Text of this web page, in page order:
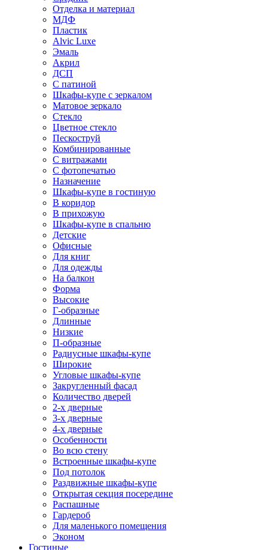
Отделка и материал
МДФ
Пластик
Alvic Luxe
Эмаль
Акрил
ДСП
С патиной
Шкафы-купе с зеркалом
Матовое зеркало
Стекло
Цветное стекло
Пескоструй
Комбинированные
С витражами
С фотопечатью
Назначение
Шкафы-купе в гостиную
В коридор
В прихожую
Шкафы-купе в спальню
Детские
Офисные
Для книг
Для одежды
На балкон
Форма
Высокие
Г-образные
Длинные
Низкие
П-образные
Радиусные шкафы-купе
Широкие
Угловые шкафы-купе
Закругленный фасад
Количество дверей
2-х дверные
3-х дверные
4-х дверные
Особенности
Во всю стену
Встроенные шкафы-купе
Под потолок
Раздвижные шкафы-купе
Открытая секция посередине
Распашные
Гардероб
Для маленького помещения
Эконом
Гостиные